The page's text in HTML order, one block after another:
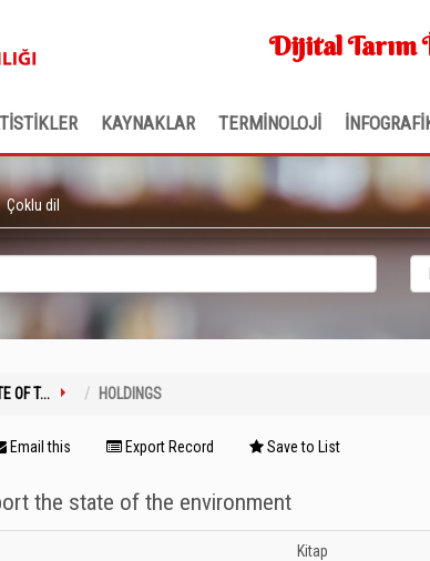
Dijital Tarım
KAYNAKLAR TERMİNOLOJİ
Çoklu dil
OF T... HOLDINGS
Email this Export Record Save to List
the state of the environment
Kitap